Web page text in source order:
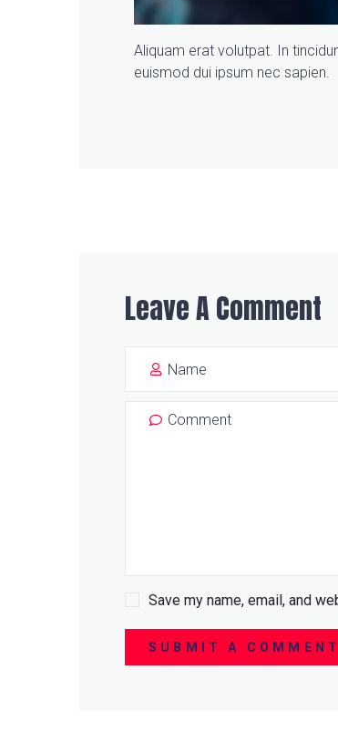
Aliquam erat volutpat. In
euismod dui ipsum nec sapien.
Leave A Comment
Save my name, email, and
SUBMIT A COMMENT